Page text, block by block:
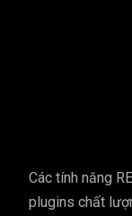
Các tính năng
plugins chất